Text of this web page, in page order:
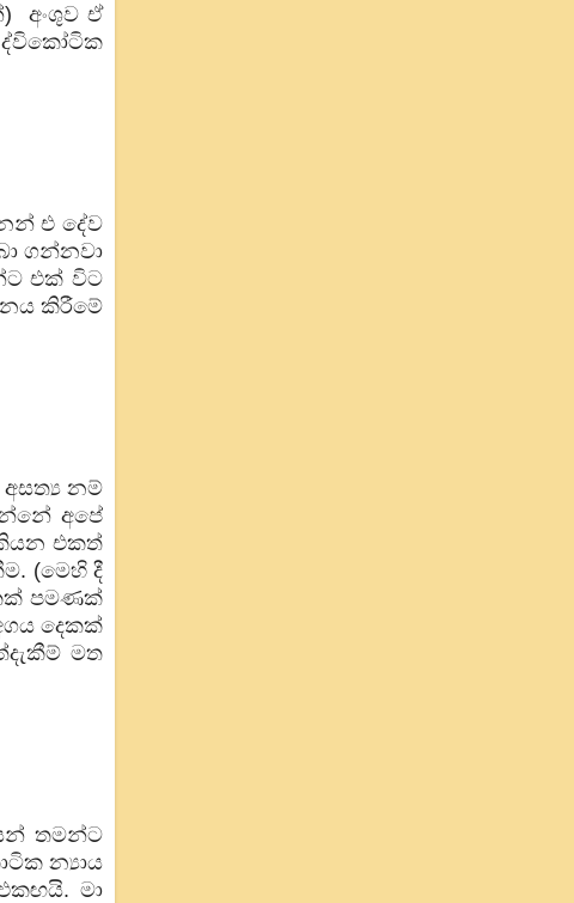
අංශුව ඒ
ද්විකෝටික
එ දේව
ගන්නවා
එක් විට
කිරීමේ
නම්
අපේ
එකත්
(මෙහි දී
පමණක්
දෙකක්
මත
තමන්ට
න්‍යාය
මා